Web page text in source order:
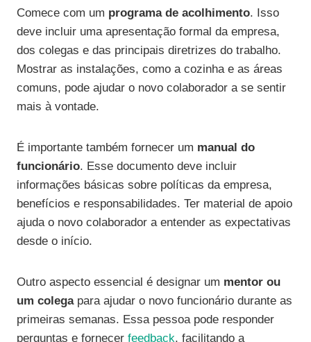
Comece com um programa de acolhimento. Isso
deve incluir uma apresentação formal da empresa,
dos colegas e das principais diretrizes do trabalho.
Mostrar as instalações, como a cozinha e as áreas
comuns, pode ajudar o novo colaborador a se sentir
mais à vontade.
É importante também fornecer um manual do
funcionário. Esse documento deve incluir
informações básicas sobre políticas da empresa,
benefícios e responsabilidades. Ter material de apoio
ajuda o novo colaborador a entender as expectativas
desde o início.
Outro aspecto essencial é designar um mentor ou
um colegapara ajudar o novo funcionário durante as
primeiras semanas. Essa pessoa pode responder
perguntas e fornecer feedback, facilitando a